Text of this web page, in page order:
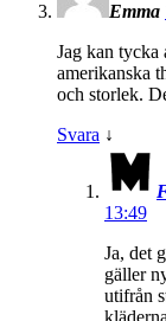
Emma
Jag kan tycka
amerikanska
och storlek.
Svara ↓
13:49
Ja, det
gäller
utifrån